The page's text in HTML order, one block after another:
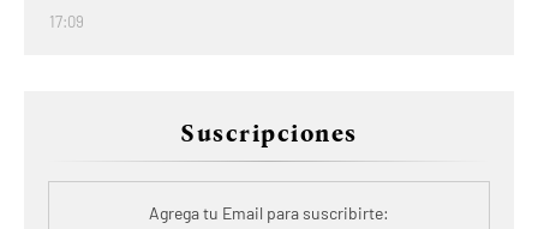
17:09
Suscripciones
Agrega tu Email para suscribirte: